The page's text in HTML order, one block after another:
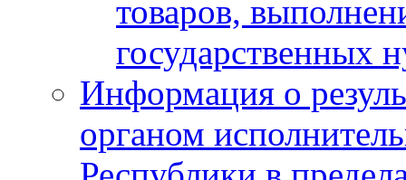
товаров,
государственных
Информация о
органом